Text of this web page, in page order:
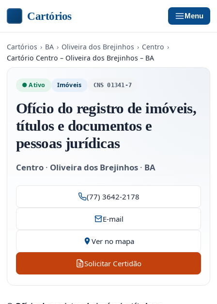
Cartórios Menu
Cartórios › BA › Oliveira dos Brejinhos › Centro ›
Cartório Centro – Oliveira dos Brejinhos – BA
● Ativo Imóveis CNS 01341-7
Ofício do registro de imóveis,
títulos e documentos e
pessoas jurídicas
Centro · Oliveira dos Brejinhos · BA
(77) 3642-2178
E-mail
Ver no mapa
Solicitar Certidão